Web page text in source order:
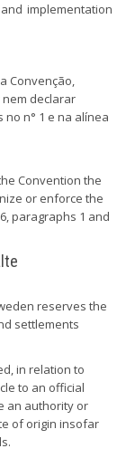
implementation
Convenção,
declarar
n° 1 e na alínea
Convention the
or enforce the
paragraphs 1 and
reserves the
settlements
in relation to
to an official
an authority or
of origin insofar